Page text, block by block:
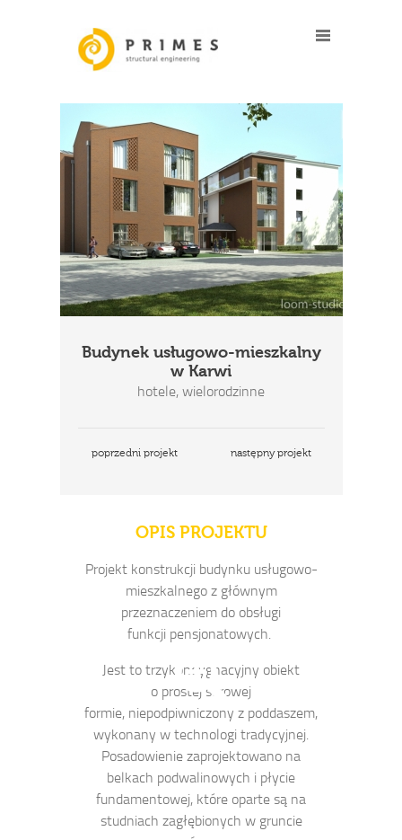
Budynek usługowo-mieszkalny
w Karwi
hotele, wielorodzinne
poprzedni projekt następny projekt
OPIS PROJEKTU
Projekt konstrukcji budynku usługowo-
mieszkalnego z głównym
przeznaczeniem do obsługi
funkcji pensjonatowych.
Jest to trzykondygnacyjny obiekt
o prostej surowej
formie, niepodpiwniczony z poddaszem,
wykonany w technologi tradycyjnej.
Posadowienie zaprojektowano na
belkach podwalinowych i płycie
fundamentowej, które oparte są na
studniach zagłębionych w gruncie